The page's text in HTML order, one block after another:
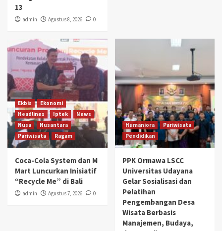
13
admin Agustus 8, 2026 0
Ekbis
Ekonomi
Headlines
Iptek
News
Nusa
Nusantara
Pariwisata
Ragam
Coca-Cola System dan M
Mart Luncurkan Inisiatif
“Recycle Me” di Bali
admin Agustus 7, 2026 0
Humaniora
Pariwisata
Pendidikan
PPK Ormawa LSCC
Universitas Udayana
Gelar Sosialisasi dan
Pelatihan
Pengembangan Desa
Wisata Berbasis
Manajemen, Budaya,